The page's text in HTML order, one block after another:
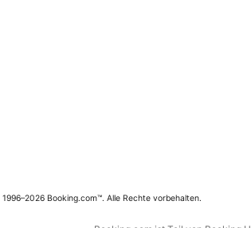
Booking.com™. Alle Rechte vorbehalten.